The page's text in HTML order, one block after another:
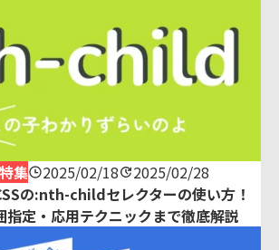
集 2025/02/18
2025/02/28
の:nth-childセレクターの使い方！
指定・応用テクニックまで徹底解説